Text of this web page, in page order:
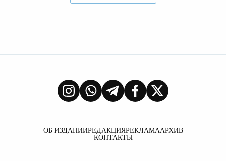
ОБ ИЗДАНИИРЕДАКЦИЯРЕКЛАМААРХИВ
КОНТАКТЫ